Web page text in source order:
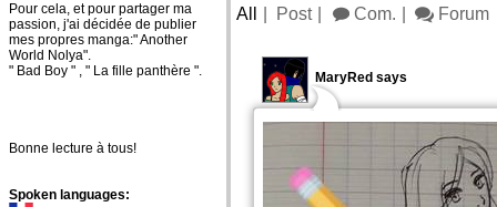
Pour cela, et pour partager ma
passion, j'ai décidée de publier
mes propres manga:" Another
World Nolya".
" Bad Boy " , " La fille panthère ".
Bonne lecture à tous!
Spoken languages:
All
Post Com. Forum
MaryRed says